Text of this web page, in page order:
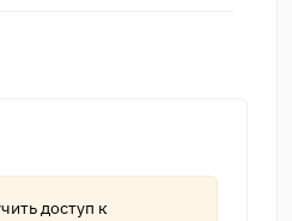
доступ к